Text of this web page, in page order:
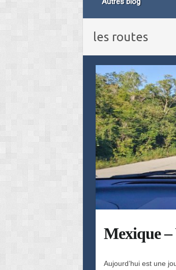
les routes
Mexique –
Aujourd’hui est une